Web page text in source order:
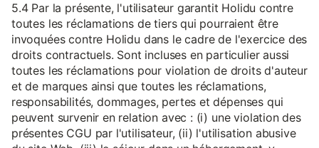
5.4 Par la présente, l'utilisateur garantit Holidu contre
toutes les réclamations de tiers qui pourraient être
invoquées contre Holidu dans le cadre de l'exercice des
droits contractuels. Sont incluses en particulier aussi
toutes les réclamations pour violation de droits d'auteur
et de marques ainsi que toutes les réclamations,
responsabilités, dommages, pertes et dépenses qui
peuvent survenir en relation avec : (i) une violation des
présentes CGU par l'utilisateur, (ii) l'utilisation abusive